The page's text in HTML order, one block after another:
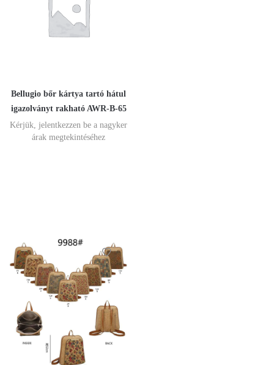
Bellugio bőr kártya tartó hátul
igazolványt rakható AWR-B-65
Kérjük, jelentkezzen be a nagyker
árak megtekintéséhez